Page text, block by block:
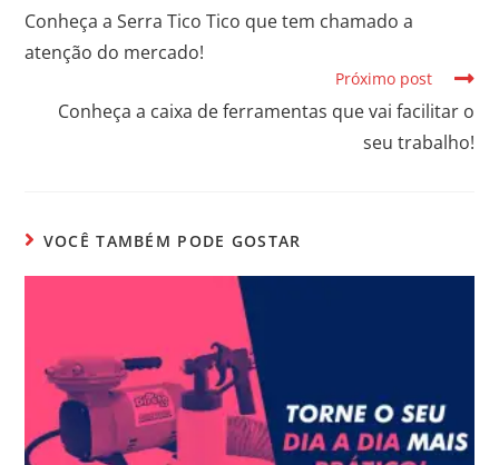
Conheça a Serra Tico Tico que tem chamado a
atenção do mercado!
Próximo post
Conheça a caixa de ferramentas que vai facilitar o
seu trabalho!
VOCÊ TAMBÉM PODE GOSTAR